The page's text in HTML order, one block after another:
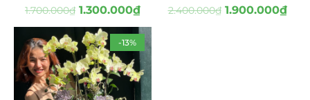
1.700.000₫ 1.300.000₫ 2.400.000₫ 1.900.000₫
-13%